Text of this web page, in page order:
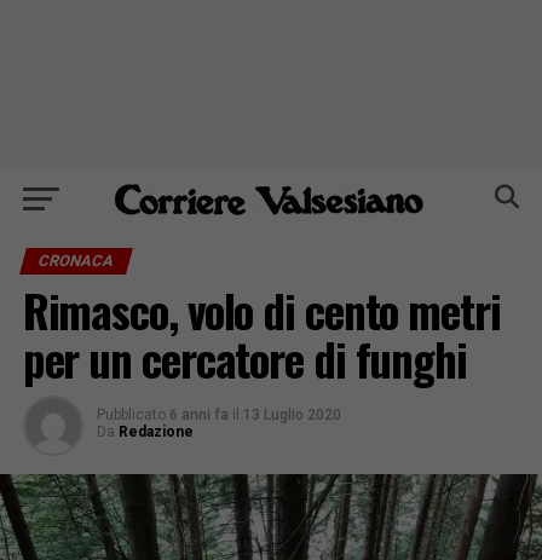
CRONACA
Rimasco, volo di cento metri
per un cercatore di funghi
Pubblicato 6 anni fa il 13 Luglio 2020
Da Redazione